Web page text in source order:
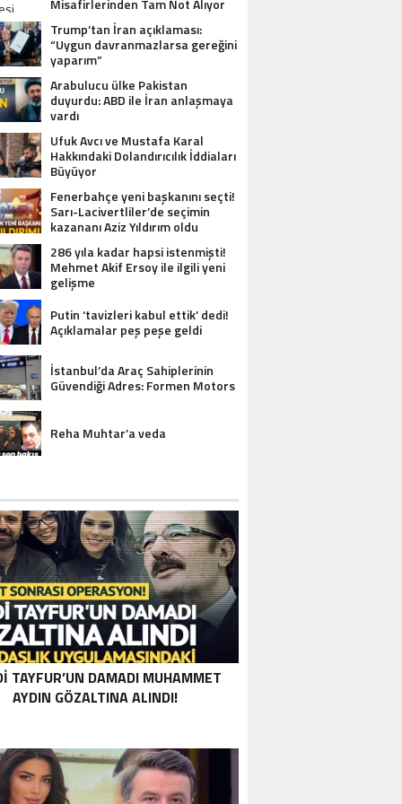
Misafirlerinden Tam Not Alıyor
Trump’tan İran açıklaması:
“Uygun davranmazlarsa gereğini
yaparım”
Arabulucu ülke Pakistan
duyurdu: ABD ile İran anlaşmaya
vardı
Ufuk Avcı ve Mustafa Karal
Hakkındaki Dolandırıcılık İddiaları
Büyüyor
Fenerbahçe yeni başkanını seçti!
Sarı-Lacivertliler’de seçimin
kazananı Aziz Yıldırım oldu
286 yıla kadar hapsi istenmişti!
Mehmet Akif Ersoy ile ilgili yeni
gelişme
Putin ‘tavizleri kabul ettik’ dedi!
Açıklamalar peş peşe geldi
İstanbul’da Araç Sahiplerinin
Güvendiği Adres: Formen Motors
Reha Muhtar’a veda
TAYFUR’UN DAMADI MUHAMMET
AYDIN GÖZALTINA ALINDI!